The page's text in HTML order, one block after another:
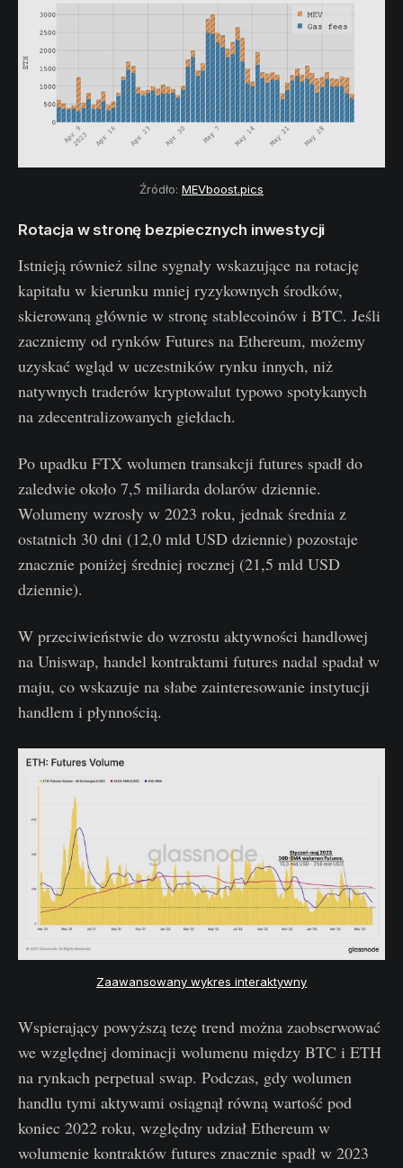
Źródło: MEVboost.pics
Rotacja w stronę bezpiecznych inwestycji
Istnieją również silne sygnały wskazujące na rotację
kapitału w kierunku mniej ryzykownych środków,
skierowaną głównie w stronę stablecoinów i BTC. Jeśli
zaczniemy od rynków Futures na Ethereum, możemy
uzyskać wgląd w uczestników rynku innych, niż
natywnych traderów kryptowalut typowo spotykanych
na zdecentralizowanych giełdach.
Po upadku FTX wolumen transakcji futures spadł do
zaledwie około 7,5 miliarda dolarów dziennie.
Wolumeny wzrosły w 2023 roku, jednak średnia z
ostatnich 30 dni (12,0 mld USD dziennie) pozostaje
znacznie poniżej średniej rocznej (21,5 mld USD
dziennie).
W przeciwieństwie do wzrostu aktywności handlowej
na Uniswap, handel kontraktami futures nadal spadał w
maju, co wskazuje na słabe zainteresowanie instytucji
handlem i płynnością.
Zaawansowany wykres interaktywny
Wspierający powyższą tezę trend można zaobserwować
we względnej dominacji wolumenu między BTC i ETH
na rynkach perpetual swap. Podczas, gdy wolumen
handlu tymi aktywami osiągnął równą wartość pod
koniec 2022 roku, względny udział Ethereum w
wolumenie kontraktów futures znacznie spadł w 2023